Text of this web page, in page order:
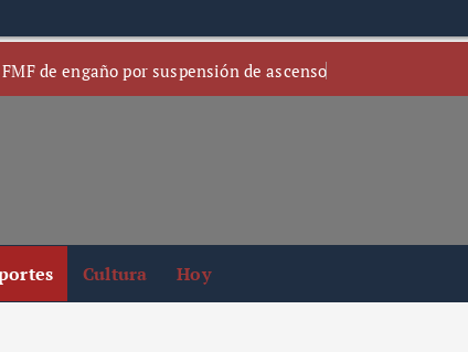
de engaño por suspensión de ascenso
Cultura Hoy